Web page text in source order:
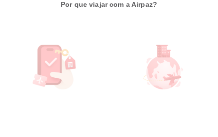
Por que viajar com a Airpaz?